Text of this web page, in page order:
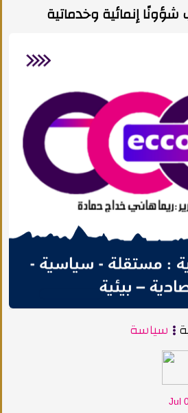
إنمائية وخدماتية
سياسة
Jul